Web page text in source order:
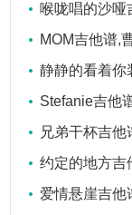
单指弹教学简
喉咙唱的沙哑
弹教学简谱,吉
MOM吉他谱,
限延音六线谱
静静的看着你
单C调弹唱教学
Stefanie吉他
唱教学,网络转
兄弟干杯吉
教学,虫虫吉他
约定的地方吉
调弹唱教学,音
爱情悬崖吉他